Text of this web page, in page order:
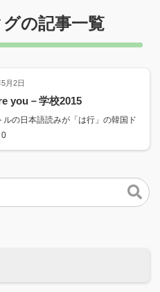
の記事一覧
月2日
you－学校2015
ルの日本語読みが「は行」の韓国ド
0